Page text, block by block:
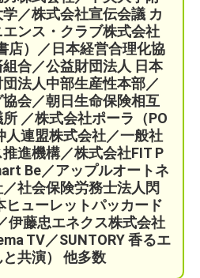
／株式会社宣伝会議 カ
ンス・クラブ株式会社
店）／ 日本経営合理化協
組合／公益財団法人 日本
法人中部生産性本部／
会／朝日生命保険相互
／株式会社ポーラ（PO
人連盟株式会社／一般社
進機構／株式会社FIT P
Be／アップルオートネ
社会保険労務士法人閃
ヒューレットパッカード
伊藤忠エネクス株式会社
TV／SUNTORY 香るエ
共演） 他多数